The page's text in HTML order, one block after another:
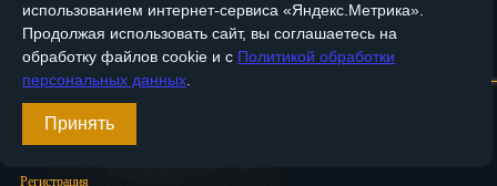
Рязань
использованием интернет-сервиса «Яндекс.Метрика».
Продолжая использовать сайт, вы соглашаетесь на
обработку файлов cookie и с Политикой обработки
персональных данных.
Принять
Главная О компании Медные изделия Бронзовые изделия
Вход
Регистрация